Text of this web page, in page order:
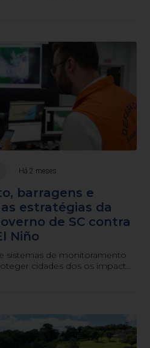
Há 2 meses
barragens e
estratégias da
de SC contra
Niño
sistemas de monitoramento
cidades dos os impactos